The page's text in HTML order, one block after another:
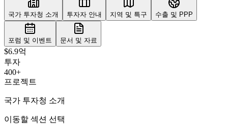
국가 투자청 소개 투자자 안내 지역 및 특구 수출 및 PPP
포럼 및 이벤트 문서 및 자료
$6.9억
투자
400+
프로젝트
국가 투자청 소개
이동할 섹션 선택